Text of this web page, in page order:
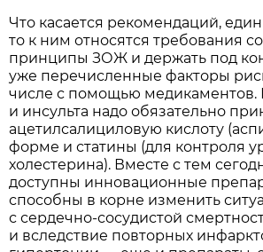
Что касается рекомендаций,
то к ним относятся требования
принципы ЗОЖ и держать под
уже перечисленные факторы
числе с помощью медикаментов.
и инсульта надо обязательно
ацетилсалициловую кислоту
форме и статины (для контроля
холестерина). Вместе с тем
доступны инновационные
способны в корне изменить
с сердечно-сосудистой
и вследствие повторных